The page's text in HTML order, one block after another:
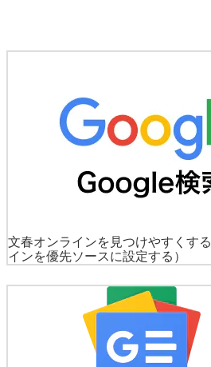
文春オンラインを見つけやすくする
インを優先ソースに設定する）